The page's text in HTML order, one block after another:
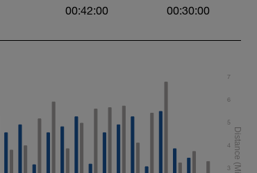
00:42:00 00:30:00
3
4
5
6
7